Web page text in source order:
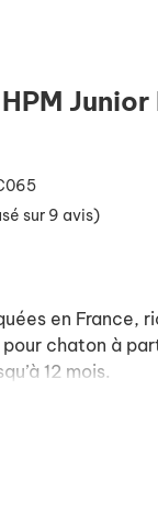
sur 9 avis)
en France,
chaton à
12 mois.